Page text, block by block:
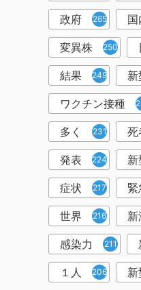
政府 265 国
変異株 250
結果 249
ワクチン接種
多く 231 死
発表 224 新
症状 217
世界 216
感染力 211
１人 206